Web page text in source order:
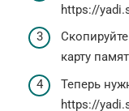
https://
карту
Теперь
https://